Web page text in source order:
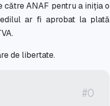
către ANAF pentru a iniția o
edilul ar fi aprobat la plată
de libertate.
#0